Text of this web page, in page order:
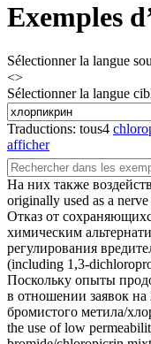
Exemples
Sélectionner la langue
<>
Sélectionner la langue
Traductions: tous4
afficher
На них также
originally used as a nerve
Отказ от
химическим
регулирования
(including 1,3-
Поскольку опыты
в отношении заявок
бромистого метила/
the use of low